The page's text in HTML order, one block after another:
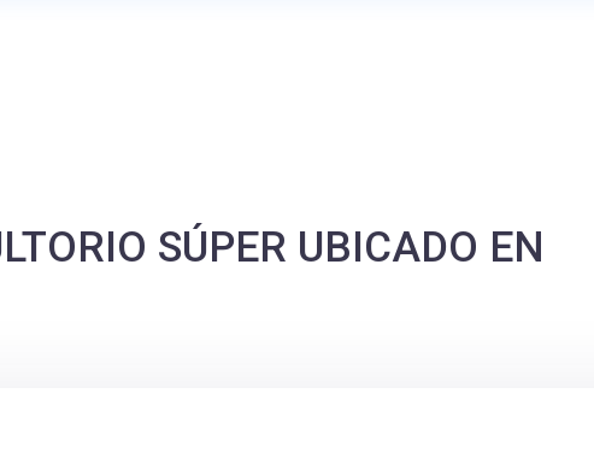
SÚPER UBICADO EN